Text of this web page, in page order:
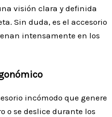
visión clara y definida
Sin duda, es el accesorio
intensamente en los
incómodo que genere
o se deslice durante los